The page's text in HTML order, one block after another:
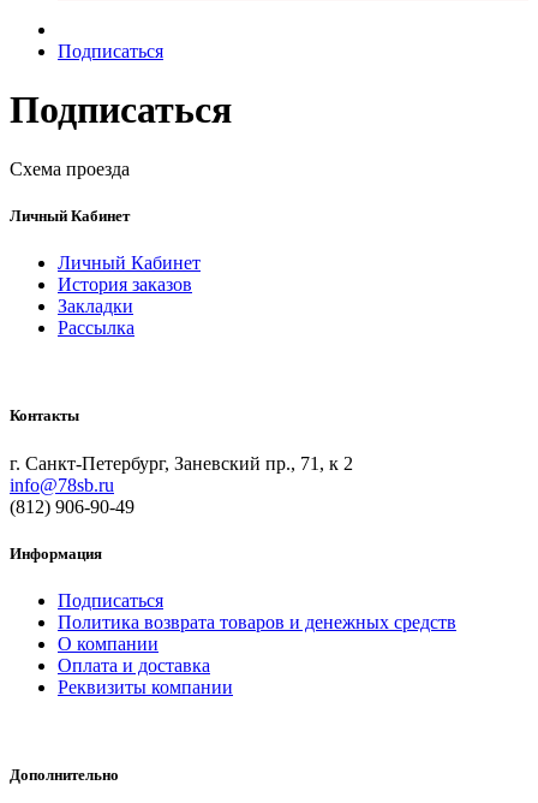
Подписаться
Подписаться
Схема проезда
Личный Кабинет
Личный Кабинет
История заказов
Закладки
Рассылка
Контакты
г. Санкт-Петербург, Заневский пр., 71, к 2
info@78sb.ru
(812) 906-90-49
Информация
Подписаться
Политика возврата товаров и денежных средств
О компании
Оплата и доставка
Реквизиты компании
Дополнительно